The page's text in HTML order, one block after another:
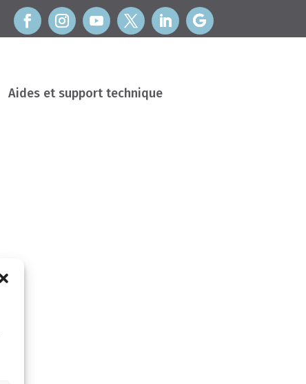
Aides et support technique